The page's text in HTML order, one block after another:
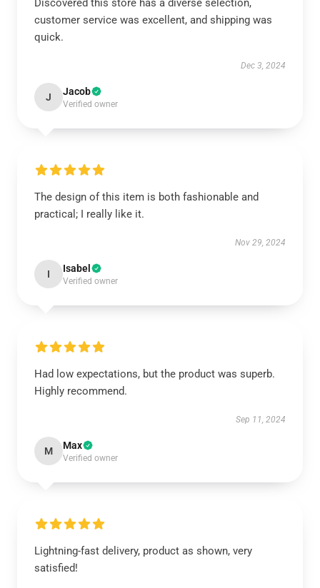
Discovered this store has a diverse selection,
customer service was excellent, and shipping was
quick.
Dec 3, 2024
J Jacob
Verified owner
The design of this item is both fashionable and
practical; I really like it.
Nov 29, 2024
I Isabel
Verified owner
Had low expectations, but the product was superb.
Highly recommend.
Sep 11, 2024
M Max
Verified owner
Lightning-fast delivery, product as shown, very
satisfied!